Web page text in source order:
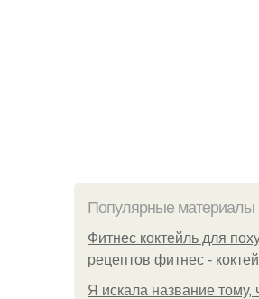
Популярные материалы
Фитнес коктейль для
рецептов фитнес -
Я искала название тому,